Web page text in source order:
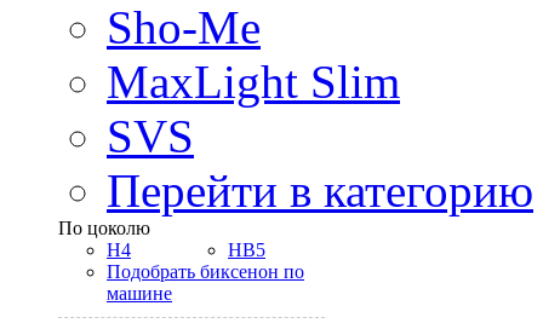
Sho-Me
MaxLight Slim
SVS
Перейти в категорию
По цоколю
H4
HB5
Подобрать биксенон по
машине